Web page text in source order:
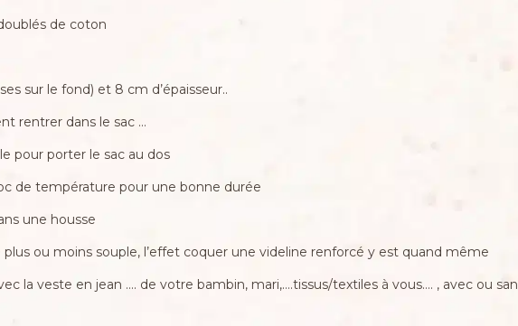
de coton
sur le fond) et 8 cm d’épaisseur..
rentrer dans le sac …
pour porter le sac au dos
de température pour une bonne durée
une housse
ou moins souple, l’effet coquer une videline renforcé y est quand même
la veste en jean …. de votre bambin, mari,….tissus/textiles à vous…. , avec ou